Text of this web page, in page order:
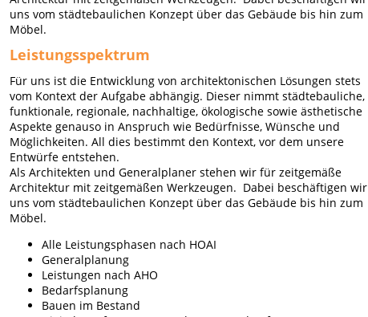
uns vom städtebaulichen Konzept über das Gebäude bis hin zum
Möbel.
Leistungsspektrum
Für uns ist die Entwicklung von architektonischen Lösungen stets
vom Kontext der Aufgabe abhängig. Dieser nimmt städtebauliche,
funktionale, regionale, nachhaltige, ökologische sowie ästhetische
Aspekte genauso in Anspruch wie Bedürfnisse, Wünsche und
Möglichkeiten. All dies bestimmt den Kontext, vor dem unsere
Entwürfe entstehen.
Als Architekten und Generalplaner stehen wir für zeitgemäße
Architektur mit zeitgemäßen Werkzeugen. Dabei beschäftigen wir
uns vom städtebaulichen Konzept über das Gebäude bis hin zum
Möbel.
Alle Leistungsphasen nach HOAI
Generalplanung
Leistungen nach AHO
Bedarfsplanung
Bauen im Bestand